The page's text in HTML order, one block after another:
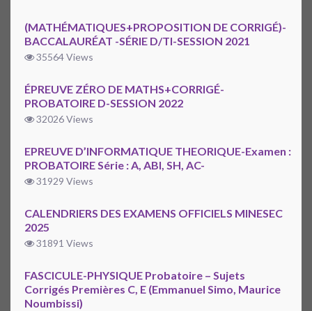
(MATHÉMATIQUES+PROPOSITION DE CORRIGÉ)-
BACCALAURÉAT -SÉRIE D/TI-SESSION 2021
35564 Views
ÉPREUVE ZÉRO DE MATHS+CORRIGÉ-
PROBATOIRE D-SESSION 2022
32026 Views
EPREUVE D’INFORMATIQUE THEORIQUE-Examen :
PROBATOIRE Série : A, ABI, SH, AC-
31929 Views
CALENDRIERS DES EXAMENS OFFICIELS MINESEC
2025
31891 Views
FASCICULE-PHYSIQUE Probatoire – Sujets
Corrigés Premières C, E (Emmanuel Simo, Maurice
Noumbissi)